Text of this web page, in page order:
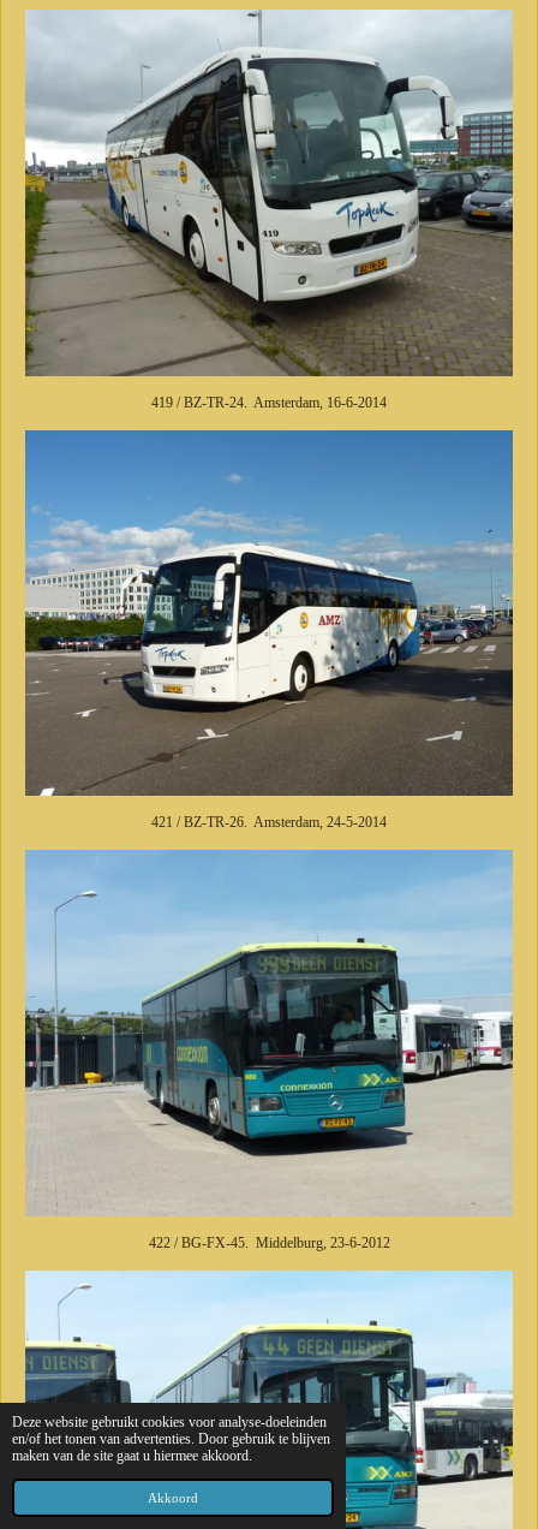
Deze website gebruikt cookies voor analyse-doeleinden
en/of het tonen van advertenties. Door gebruik te blijven
maken van de site gaat u hiermee akkoord.
Akkoord
419 / BZ-TR-24. Amsterdam, 16-6-2014
421 / BZ-TR-26. Amsterdam, 24-5-2014
422 / BG-FX-45. Middelburg, 23-6-2012